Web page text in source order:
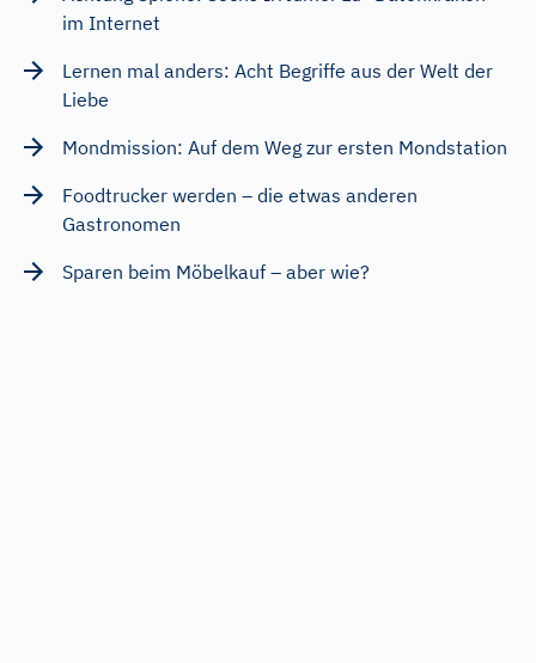
im Internet
Lernen mal anders: Acht Begriffe aus der Welt der
Liebe
Mondmission: Auf dem Weg zur ersten Mondstation
Foodtrucker werden – die etwas anderen
Gastronomen
Sparen beim Möbelkauf – aber wie?